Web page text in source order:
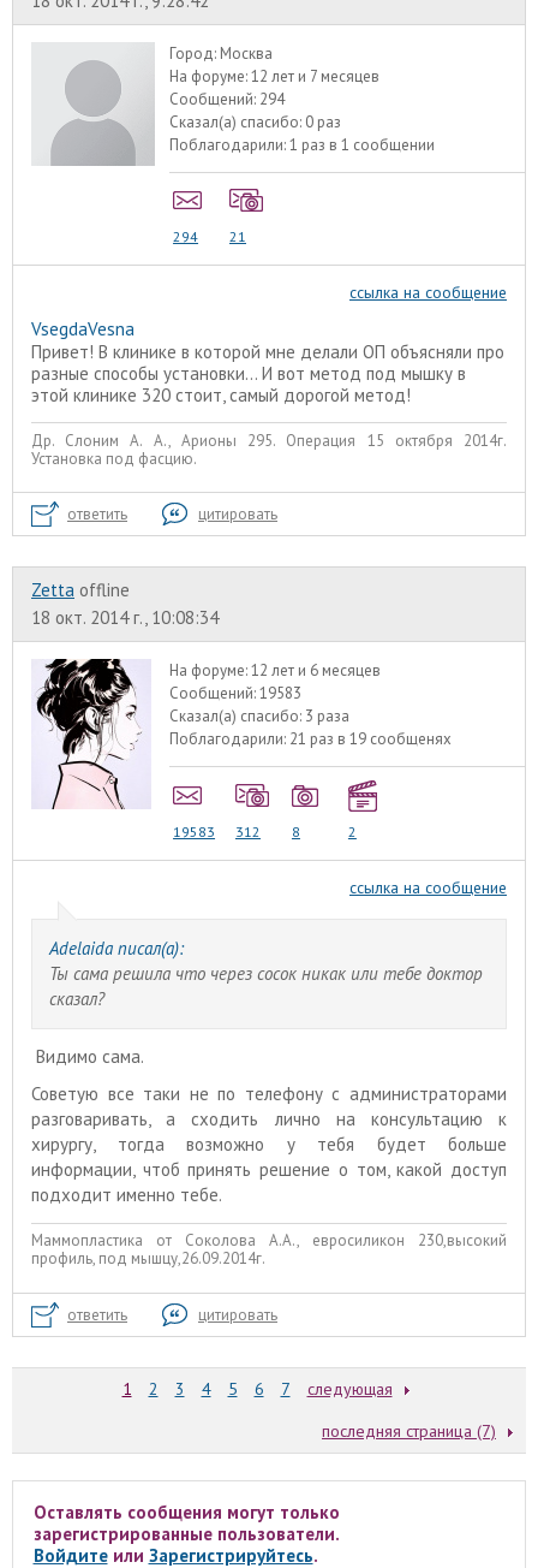
Город: Москва
На форуме:12 лет и 7 месяцев
Сообщений: 294
Сказал(а) спасибо: 0 раз
Поблагодарили:1 раз в 1 сообщении
294 21
ссылка на сообщение
VsegdaVesna
Привет! В клинике в которой мне делали ОП объясняли про
разные способы установки... И вот метод под мышку в
этой клинике 320 стоит, самый дорогой метод!
Др. Слоним А. А., Арионы 295. Операция 15 октября 2014г.
Установка под фасцию.
ответить цитировать
Zetta offline
18 окт. 2014 г., 10:08:34
На форуме:12 лет и 6 месяцев
Сообщений:19583
Сказал(а) спасибо: 3 раза
Поблагодарили: 21 раз в 19 сообщенях
19583 312 8 2
ссылка на сообщение
Adelaida писал(а):
Ты сама решила что через сосок никак или тебе доктор
сказал?
Видимо сама.
Советую все таки не по телефону с администраторами
разговаривать, а сходить лично на консультацию к
хирургу, тогда возможно у тебя будет больше
информации, чтоб принять решение о том, какой доступ
подходит именно тебе.
Маммопластика от Соколова А.А., евросиликон 230,высокий
профиль, под мышцу,26.09.2014г.
ответить цитировать
1 2 3 4 5 6 7
следующая
последняя страница (7)
Оставлять сообщения могут только
зарегистрированные пользователи.
Войдитеили Зарегистрируйтесь.